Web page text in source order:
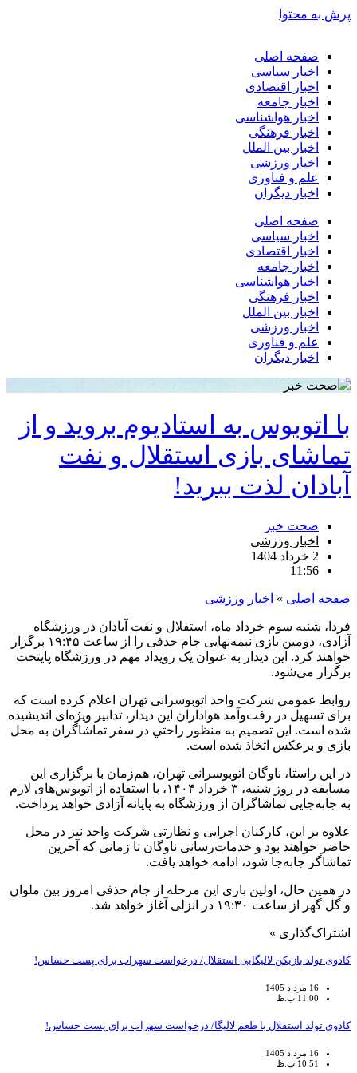
پرش به محتوا
صفحه اصلی
اخبار سیاسی
اخبار اقتصادی
اخبار جامعه
اخبار هواشناسی
اخبار فرهنگی
اخبار بین الملل
اخبار ورزشی
علم و فناوری
اخبار دیگران
صفحه اصلی
اخبار سیاسی
اخبار اقتصادی
اخبار جامعه
اخبار هواشناسی
اخبار فرهنگی
اخبار بین الملل
اخبار ورزشی
علم و فناوری
اخبار دیگران
با اتوبوس به استادیوم بروید و از
تماشای بازی استقلال و نفت
آبادان لذت ببرید!
صحت خبر
اخبار ورزشی
2 خرداد 1404
11:56
صفحه اصلی » اخبار ورزشی
فردا، شنبه سوم خرداد ماه، استقلال و نفت آبادان در ورزشگاه
آزادی، دومین بازی نیمه‌نهایی جام حذفی را از ساعت ۱۹:۴۵ برگزار
خواهند کرد. این دیدار به عنوان یک رویداد مهم در ورزشگاه پایتخت
برگزار می‌شود.
روابط عمومی شرکت واحد اتوبوسرانی تهران اعلام کرده است که
برای تسهیل در رفت‌وآمد هواداران این دیدار، تدابیر ویژه‌ای اندیشیده
شده است. این تصمیم به منظور راحتي در سفر تماشاگران به محل
بازی و برعکس اتخاذ شده است.
در این راستا، ناوگان اتوبوسرانی تهران، هم‌زمان با برگزاری این
مسابقه در روز شنبه، ۳ خرداد ۱۴۰۴، با استفاده از اتوبوس‌های لازم
به جابه‌جایی تماشاگران از ورزشگاه به پایانه آزادی خواهد پرداخت.
علاوه بر این، کارکنان اجرایی و نظارتی شرکت واحد نیز در محل
حاضر خواهند بود و خدمات‌رسانی ناوگان تا زمانی که آخرین
تماشاگر جابه‌جا شود، ادامه خواهد یافت.
در همین حال، اولین بازی این مرحله از جام حذفی امروز بین ملوان
و گل گهر از ساعت ۱۹:۳۰ در انزلی آغاز خواهد شد.
اشتراک‌گذاری »
کادوی تولد بازیکن لالیگایی استقلال/ درخواست سهراب برای پست حساس!
16 مرداد 1405
11:00 ب.ظ
کادوی تولد استقلال با طعم لالیگا/ درخواست سهراب برای پست حساس!
16 مرداد 1405
10:51 ب.ظ